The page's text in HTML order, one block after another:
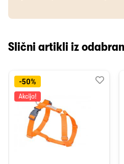
Slični artikli iz
-50%
Dodaj